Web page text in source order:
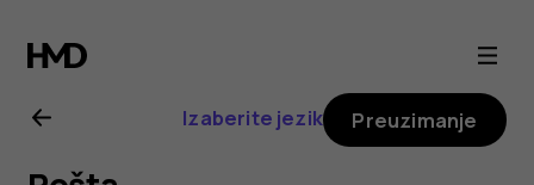
Uputstvo
za
korisnike
Izaberite jezik Preuzimanje